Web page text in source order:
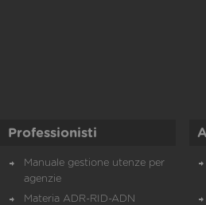
Professionisti
Manuale gestione utenze per
agenzie
Materia ADR-RID-ADN